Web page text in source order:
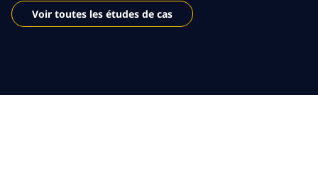
Voir toutes les études de cas